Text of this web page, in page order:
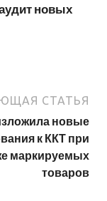
новых
СТАТЬЯ
новые
к ККТ при
маркируемых
товаров